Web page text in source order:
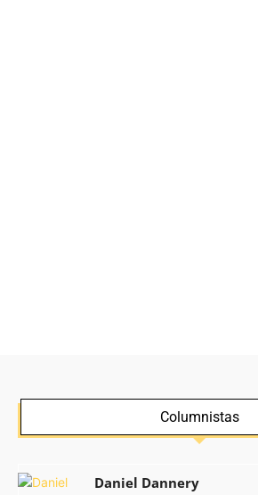
Columnistas
Daniel Dannery